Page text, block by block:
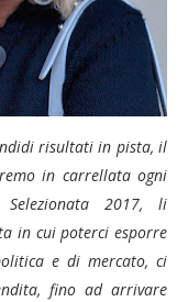
risultati in pista, il
in carrellata ogni
2017, li
in cui poterci esporre
e di mercato, ci
fino ad arrivare